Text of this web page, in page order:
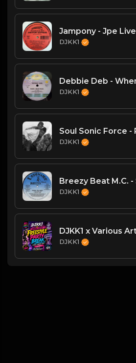
Jampony - Jpe Live
DJKK1
DJKK1
DJKK1
DJKK1
DJKK1